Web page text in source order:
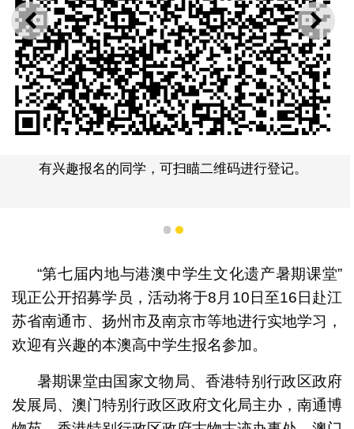
上一则 下一
有兴趣报名的同学，可扫瞄二维码进行登记。
1 2
“第七届内地与港澳中学生文化遗产暑期课堂”
现正公开招募学员，活动将于8月10日至16日赴江
苏省南通市、扬州市及南京市等地进行实地学习，
欢迎有兴趣的本澳高中学生报名参加。
暑期课堂由国家文物局、香港特别行政区政府
发展局、澳门特别行政区政府文化局主办，南通博